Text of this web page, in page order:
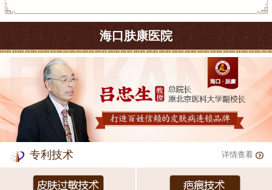
海口肤康医院
专利技术 详情查看